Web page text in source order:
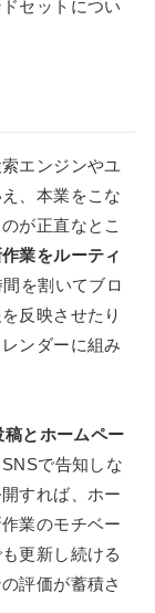
セットについ
エンジンやユ
、本業をこな
が正直なとこ
業をルーティ
を割いてブロ
反映させたり
ンダーに組み
稿とホームペー
で告知しな
すれば、ホー
業のモチベー
更新し続ける
評価が蓄積さ